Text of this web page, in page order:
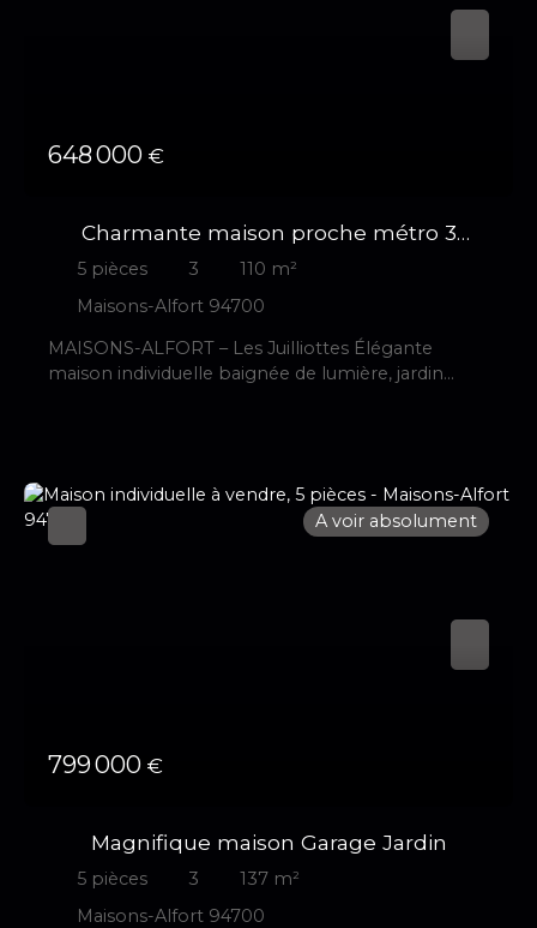
espaces verts et transports (métro ligne 8 à 6 min
à pied). ✨ Les atouts : Résidence recherchéeEn
Maisons-Alfort, idéal pour une vie de famille
confortable ou un investissement serein. 📞
648 000 €
Charmante maison proche métro 3
chambres
5 pièces 3 110 m²
Maisons-Alfort 94700
MAISONS-ALFORT – Les Juilliottes Élégante
maison individuelle baignée de lumière, jardin
propose cette charmante maison individuelle
d'environ 179 m² habitables dont 110m² en rez de
chaussée et 69m² à l'étage, nichée dans un
des commerces, des écoles et des transports. Dès
31 m², séduit par ses beaux volumes, sa luminosité
traversante et sa cheminée, véritable invitation
aménager selon vos envies, s'ouvre directement
sur une agréable terrasse, idéale pour prolonger
A voir absolument
799 000 €
Magnifique maison Garage Jardin
5 pièces 3 137 m²
Maisons-Alfort 94700